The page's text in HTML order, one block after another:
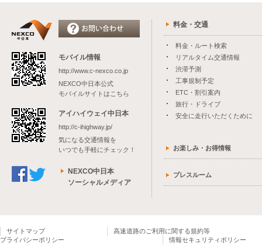
モバイル情報
http://www.c-nexco.co.jp
NEXCO中日本公式
モバイルサイトはこちら
アイハイウェイ中日本
http://c-ihighway.jp/
気になる交通情報を
いつでも手軽にチェック！
NEXCO中日本
ソーシャルメディア
料金・交通
料金・ルート検索
リアルタイム交通情報
渋滞予測
工事規制予定
ETC・割引案内
旅行・ドライブ
安全に走行いただくために
お楽しみ・お得情報
プレスルーム
サイトマップ
高速道路のご利用に関する規約等
プライバシーポリシー
情報セキュリティポリシー